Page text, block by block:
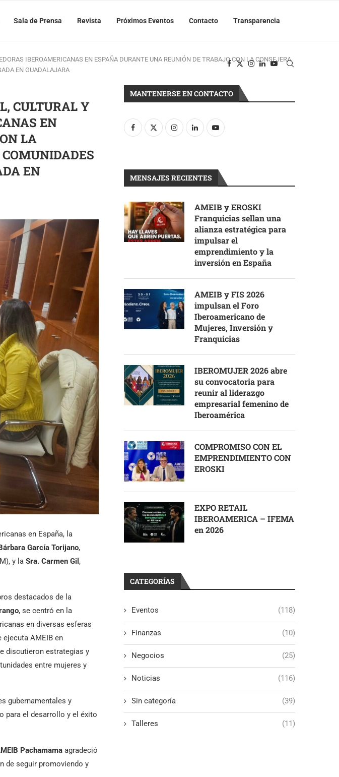
Sala de Prensa Revista Próximos Eventos Contacto Transparencia
IBEROAMERICANAS EN ESPAÑA DURANTE UNA REUNIÓN DE TRABAJO CON LA CONSEJERA
EN GUADALAJARA
CULTURAL Y
EN
LA
EN
en España, la
García Torijano,
y la Sra. Carmen Gil ,
destacados de la
, se centró en la
en diversas esferas
AMEIB en
discutieron estrategias y
entre mujeres y
gubernamentales y
para el desarrollo y el éxito
Pachamama agradeció
de seguir promoviendo y
MANTENERSE EN CONTACTO
MENSAJES RECIENTES
AMEIB y EROSKI
Franquicias sellan una
alianza estratégica para
impulsar el
emprendimiento y la
inversión en España
AMEIB y FIS 2026
impulsan el Foro
Iberoamericano de
Mujeres, Inversión y
Franquicias
IBEROMUJER 2026 abre
su convocatoria para
reunir al liderazgo
empresarial femenino de
Iberoamérica
COMPROMISO CON EL
EMPRENDIMIENTO CON
EROSKI
EXPO RETAIL
IBEROAMERICA – IFEMA
en 2026
CATEGORÍAS
Eventos (118)
Finanzas (10)
Negocios (25)
Noticias (116)
Sin categoría (39)
Talleres (11)